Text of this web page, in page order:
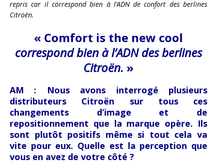
repris car il correspond bien à l’ADN de confort des berlines
Citroën.
« Comfort is the new cool
correspond bien à l’ADN des berlines
Citroën. »
AM :
Nous avons interrogé plusieurs
distributeurs Citroën sur tous ces
changements d’image et de
repositionnement que la marque opère. Ils
sont plutôt positifs même si tout cela va
vite pour eux. Quelle est la perception que
vous en avez de votre côté ?